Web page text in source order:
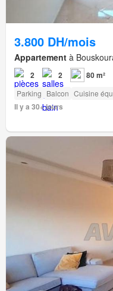
3.800 DH/mois
Appartement à
2 2 80 m²
Parking Balcon Cuisine
Il y a 30+ jours